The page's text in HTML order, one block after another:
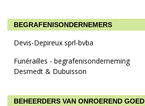
BEGRAFENISONDERNEMERS
Devis-Depireux sprl-bvba
Funérailles - begrafenisonderneming
Desmedt & Dubuisson
BEHEERDERS VAN ONROEREND GOED